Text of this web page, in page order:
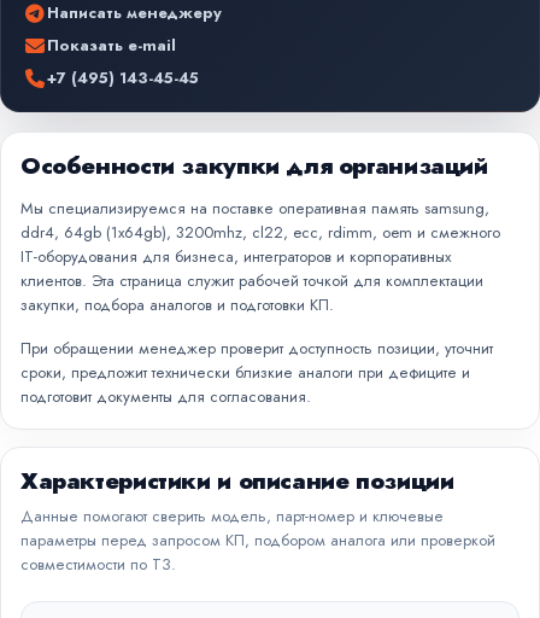
Написать менеджеру
Показать e-mail
+7 (495) 143-45-45
Особенности закупки для организаций
Мы специализируемся на поставке оперативная память samsung,
ddr4, 64gb (1x64gb), 3200mhz, cl22, ecc, rdimm, oem и смежного
IT-оборудования для бизнеса, интеграторов и корпоративных
клиентов. Эта страница служит рабочей точкой для комплектации
закупки, подбора аналогов и подготовки КП.
При обращении менеджер проверит доступность позиции, уточнит
сроки, предложит технически близкие аналоги при дефиците и
подготовит документы для согласования.
Характеристики и описание позиции
Данные помогают сверить модель, парт-номер и ключевые
параметры перед запросом КП, подбором аналога или проверкой
совместимости по ТЗ.